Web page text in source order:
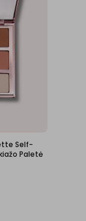
Self-
Paletė